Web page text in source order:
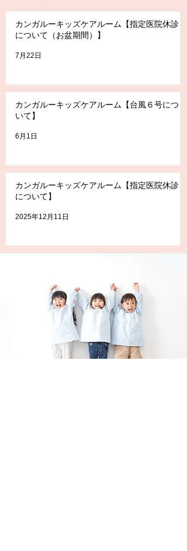
カンガルーキッズケアルーム【指定医院休診
について（お盆期間）】
7月22日
カンガルーキッズケアルーム【台風６号につ
いて】
6月1日
カンガルーキッズケアルーム【指定医院休診
について】
2025年12月11日